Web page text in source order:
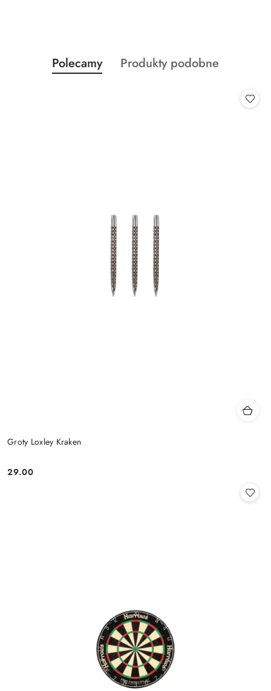
Pomiń karuzelę produktów
Produkty
o
Polecamy
Produkty
Produkty podobne
Groty Loxley Kraken
Cena:
29.00